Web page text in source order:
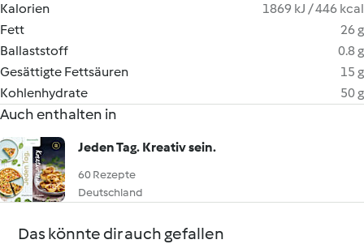
Kalorien
1869 kJ / 446 kcal
Fett
26 g
Ballaststoff
0.8 g
Gesättigte Fettsäuren
15 g
Kohlenhydrate
50 g
Auch enthalten in
Jeden Tag. Kreativ sein.
60 Rezepte
Deutschland
Das könnte dir auch gefallen